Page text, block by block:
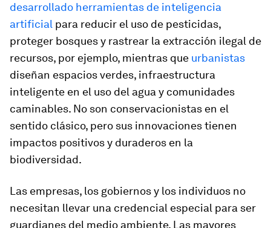
desarrollado herramientas de inteligencia
artificial para reducir el uso de pesticidas,
proteger bosques y rastrear la extracción ilegal de
recursos, por ejemplo, mientras que urbanistas
diseñan espacios verdes, infraestructura
inteligente en el uso del agua y comunidades
caminables. No son conservacionistas en el
sentido clásico, pero sus innovaciones tienen
impactos positivos y duraderos en la
biodiversidad.
Las empresas, los gobiernos y los individuos no
necesitan llevar una credencial especial para ser
guardianes del medio ambiente. Las mayores